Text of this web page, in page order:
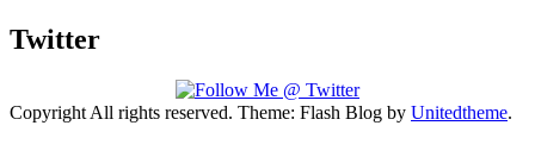
Twitter
Copyright All rights reserved. Theme: Flash Blog by Unitedtheme.